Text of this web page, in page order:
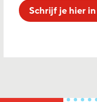
Schrijf je hier in